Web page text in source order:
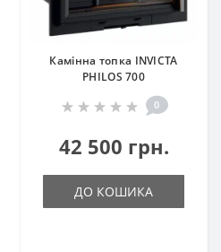
Камінна топка INVICTA
PHILOS 700
0
42 500 грн.
ДО КОШИКА